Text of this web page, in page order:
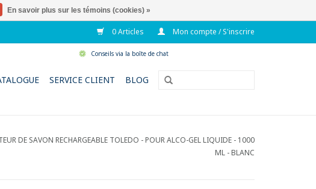
0 Articles Mon compte / S'inscrire
Conseils via la boîte de chat
SERVICE CLIENT BLOG
DE SAVON RECHARGEABLE TOLEDO - POUR ALCO-GEL LIQUIDE - 1000
ML - BLANC
En savoir plus sur les témoins (cookies) »